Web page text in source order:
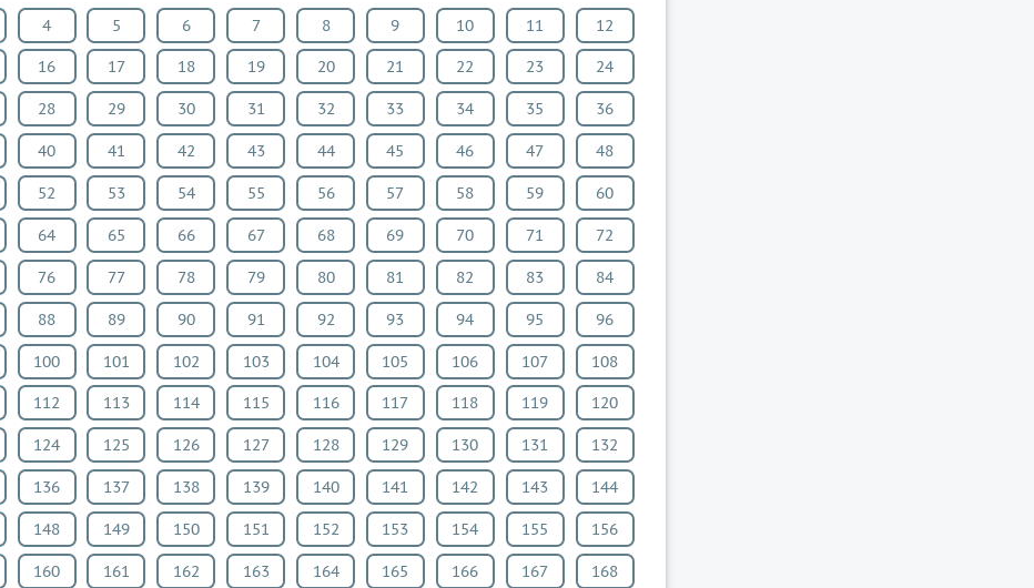
4 5 6 7 8 9 10 11 12
16 17 18 19 20 21 22 23 24
28 29 30 31 32 33 34 35 36
40 41 42 43 44 45 46 47 48
52 53 54 55 56 57 58 59 60
64 65 66 67 68 69 70 71 72
76 77 78 79 80 81 82 83 84
88 89 90 91 92 93 94 95 96
100 101 102 103 104 105 106 107 108
112 113 114 115 116 117 118 119 120
124 125 126 127 128 129 130 131 132
136 137 138 139 140 141 142 143 144
148 149 150 151 152 153 154 155 156
160 161 162 163 164 165 166 167 168